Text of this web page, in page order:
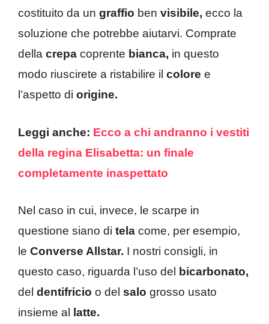
costituito da un graffio ben visibile, ecco la
soluzione che potrebbe aiutarvi. Comprate
della crepa coprente bianca, in questo
modo riuscirete a ristabilire il colore e
l’aspetto di origine.
Leggi anche: Ecco a chi andranno i vestiti
della regina Elisabetta: un finale
completamente inaspettato
Nel caso in cui, invece, le scarpe in
questione siano di tela come, per esempio,
le Converse Allstar. I nostri consigli, in
questo caso, riguarda l’uso del
bicarbonato,
del dentifricio o del salo grosso usato
insieme al
latte.